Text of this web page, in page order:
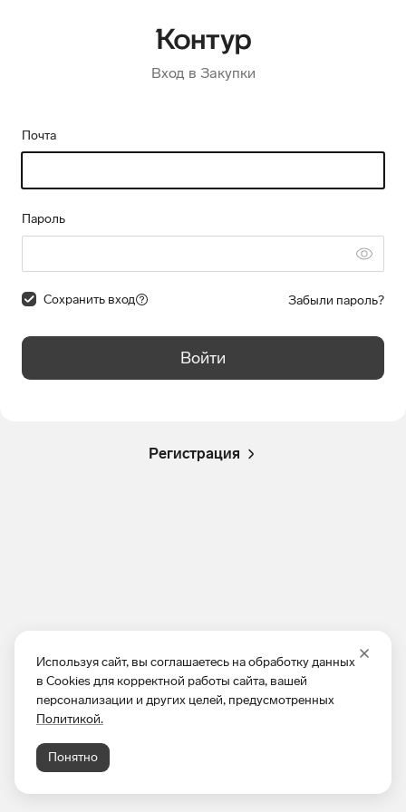
Используя сайт, вы соглашаетесь на обработку данных
в Cookies для корректной работы сайта, вашей
персонализации и других целей, предусмотренных
Политикой.
Понятно
Вход в Закупки
Почта
Пароль
Сохранить вход Забыли пароль?
Войти
Регистрация